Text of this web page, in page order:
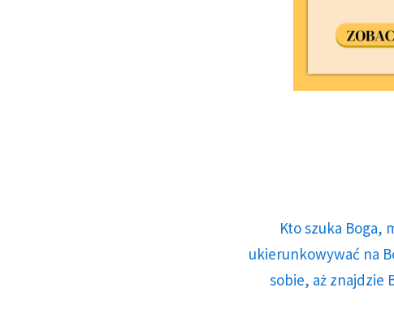
Kto szuka Boga,
ukierunkowywać na
sobie, aż znajdzie